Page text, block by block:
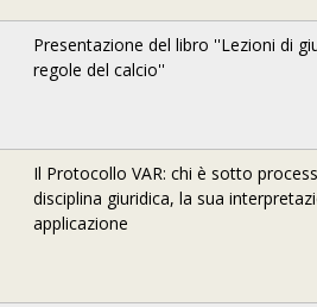
Presentazione del libro ''Lezioni di
regole del calcio''
Il Protocollo VAR: chi è sotto
disciplina giuridica, la sua
applicazione